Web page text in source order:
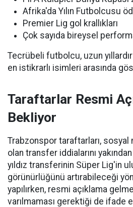
Afrika'da Yılın Futbolcusu
Premier Lig gol krallıkları
Çok sayıda bireysel
Tecrübeli futbolcu, uzun
en istikrarlı isimleri arasında
Taraftarlar Resmi
Bekliyor
Trabzonspor taraftarları, sosyal
olan transfer iddialarını
yıldız transferinin Süper Lig'in
görünürlüğünü artırabileceği
yapılırken, resmi açıklama
varılmaması gerektiği de ifade